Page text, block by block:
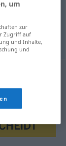
um
zur
Zugriff auf
und Inhalte,
und